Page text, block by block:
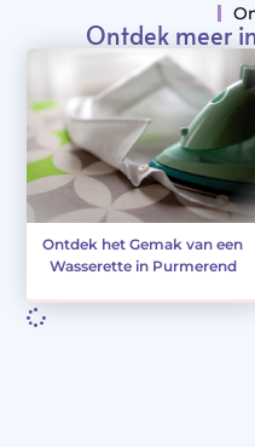
Ontdek meer
Ontdek het Gemak van een
Wasserette in Purmerend